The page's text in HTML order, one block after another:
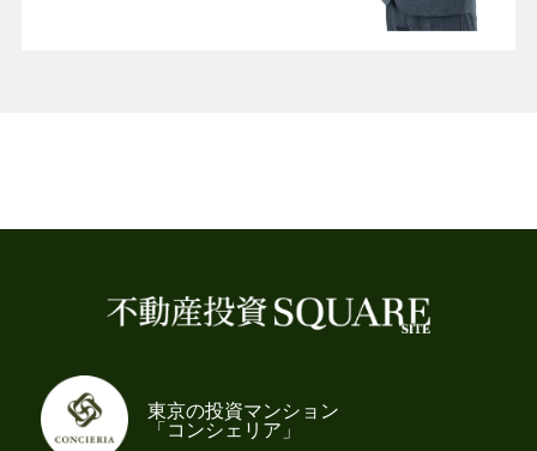
東京の投資マンション
「コンシェリア」